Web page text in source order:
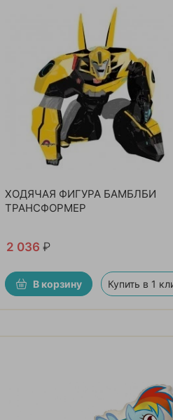
ХОДЯЧАЯ ФИГУРА БАМБЛБИ
ТРАНСФОРМЕР
2 036 ₽
В корзину Купить в 1